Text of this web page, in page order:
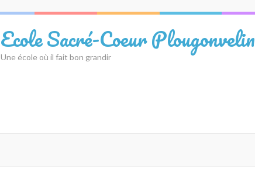
Ecole Sacré-Coeur Plougonvelin
Une école où il fait bon grandir